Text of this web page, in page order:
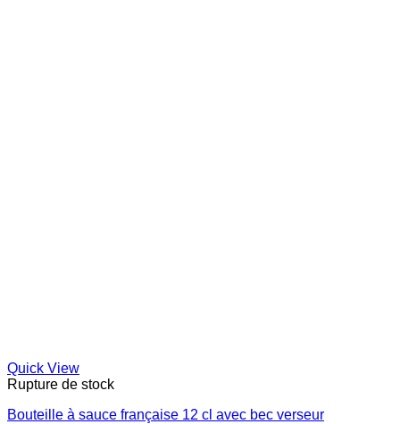
Quick View
Rupture de stock
Bouteille à sauce française 12 cl avec bec verseur